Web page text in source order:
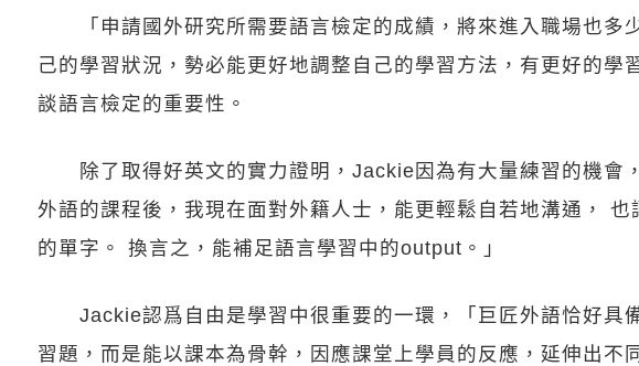
「申請國外研究所需要語言檢定的成績，將來進入職場也多
己的學習狀況，勢必能更好地調整自己的學習方法，有更好的
談語言檢定的重要性。
除了取得好英文的實力證明，Jackie因為有大量練習的機會
外語的課程後，我現在面對外籍人士，能更輕鬆自若地溝通，
的單字。 換言之，能補足語言學習中的output。」
Jackie認爲自由是學習中很重要的一環，「巨匠外語恰好具
習題，而是能以課本為骨幹，因應課堂上學員的反應，延伸出